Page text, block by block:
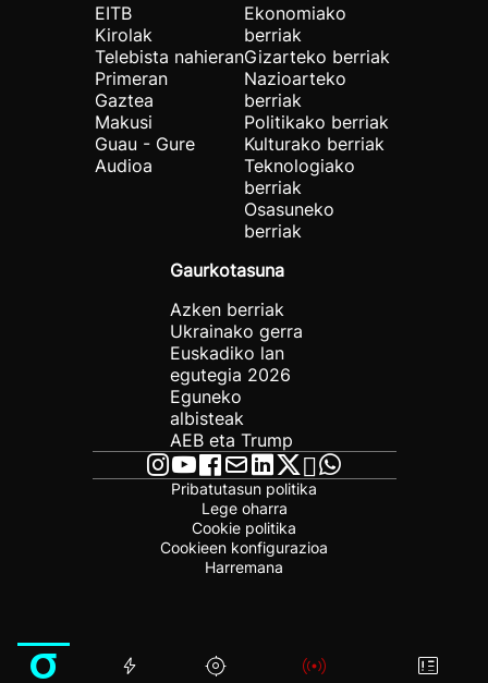
EITB
Kirolak
Telebista nahieran
Primeran
Gaztea
Makusi
Guau - Gure
Audioa
Ekonomiako
berriak
Gizarteko berriak
Nazioarteko
berriak
Politikako berriak
Kulturako berriak
Teknologiako
berriak
Osasuneko
berriak
Gaurkotasuna
Azken berriak
Ukrainako gerra
Euskadiko lan
egutegia 2026
Eguneko
albisteak
AEB eta Trump
Pribatutasun politika
Lege oharra
Cookie politika
Cookieen konfigurazioa
Harremana